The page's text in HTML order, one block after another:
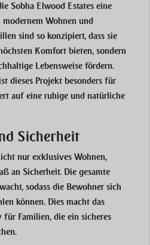
Sobha Elwood Estates eine
Wohnen und
sind so konzipiert, dass sie
Komfort bieten, sondern
Lebensweise fördern.
dieses Projekt besonders für
auf eine ruhige und natürliche
Sicherheit
nurexklusives Wohnen,
an Sicherheit. Die gesamte
sodass die Bewohner sich
können. Dies macht das
für Familien, die ein sicheres